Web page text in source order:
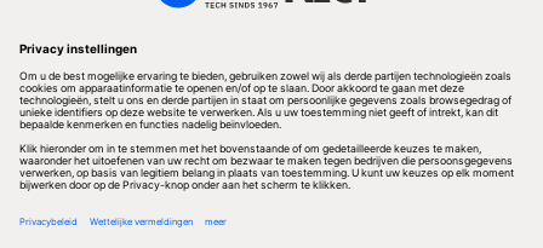
Volg ons
Redactionele partner